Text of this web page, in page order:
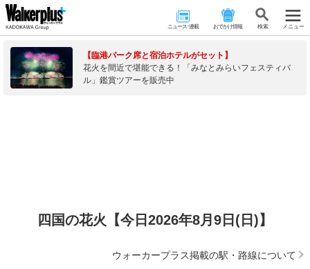
ニュース･連載 おでかけ情報 検 索 メニュー
【臨港パーク席と宿泊ホテルがセット】
花火を間近で堪能できる！「みなとみらいフェスティバ
ル」鑑賞ツアーを販売中
四国の花火【今日2026年8月9日(日)】
ウォーカープラス掲載の駅・路線について